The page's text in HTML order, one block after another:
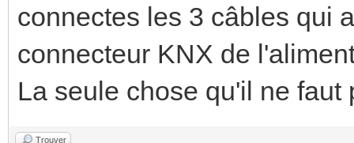
connectes les 3 câbles qui
connecteur KNX de
La seule chose qu'il ne
Trouver